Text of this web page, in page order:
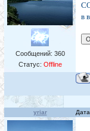
Сообщений: 360
Статус: Offline
в
yriar